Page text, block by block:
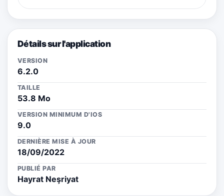
Détails sur l'application
VERSION
6.2.0
TAILLE
53.8 Mo
VERSION MINIMUM D'IOS
9.0
DERNIÈRE MISE À JOUR
18/09/2022
PUBLIÉ PAR
Hayrat Neşriyat